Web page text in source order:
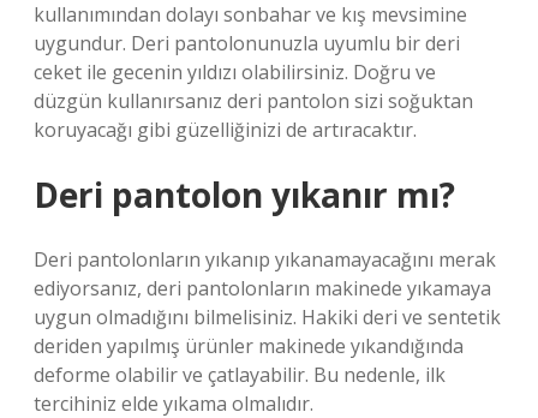
kullanımından dolayı sonbahar ve kış mevsimine
uygundur. Deri pantolonunuzla uyumlu bir deri
ceket ile gecenin yıldızı olabilirsiniz. Doğru ve
düzgün kullanırsanız deri pantolon sizi soğuktan
koruyacağı gibi güzelliğinizi de artıracaktır.
Deri pantolon yıkanır mı?
Deri pantolonların yıkanıp yıkanamayacağını merak
ediyorsanız, deri pantolonların makinede yıkamaya
uygun olmadığını bilmelisiniz. Hakiki deri ve sentetik
deriden yapılmış ürünler makinede yıkandığında
deforme olabilir ve çatlayabilir. Bu nedenle, ilk
tercihiniz elde yıkama olmalıdır.